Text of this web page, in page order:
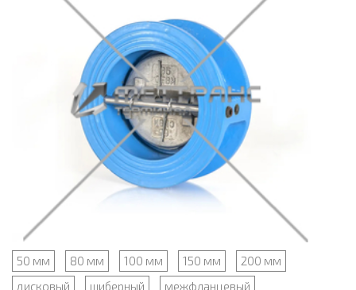
50 мм 80 мм 100 мм 150 мм
200 мм
дисковый
шиберный
межфланцевый